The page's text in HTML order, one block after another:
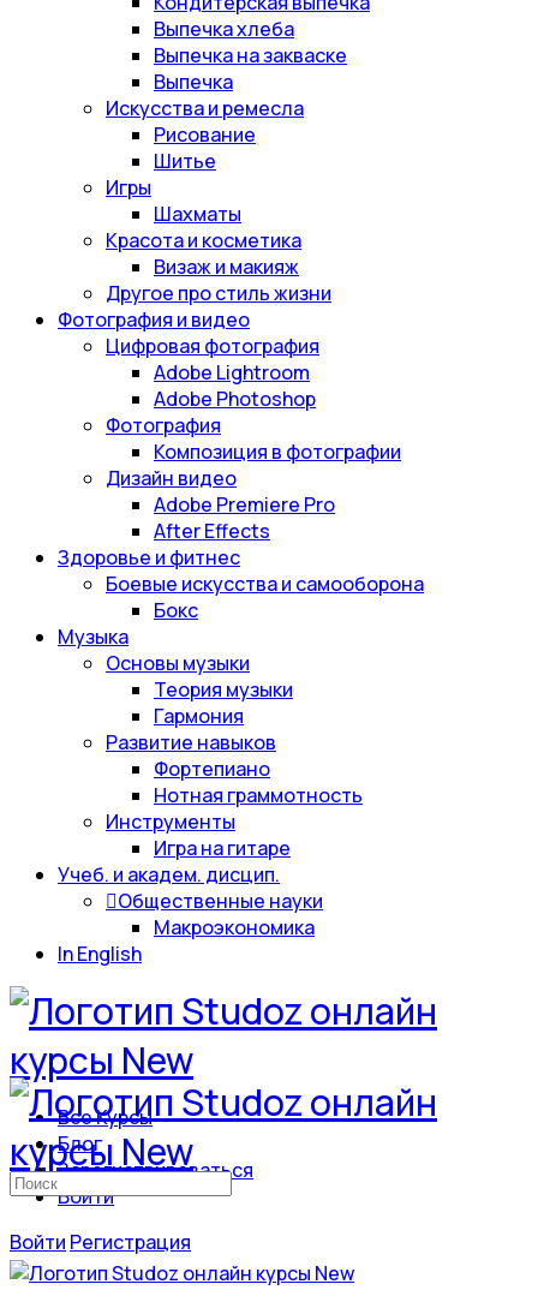
Выпечка хлеба
Выпечка на закваске
Выпечка
Искусства и ремесла
Рисование
Шитье
Игры
Шахматы
Красота и косметика
Визаж и макияж
Другое про стиль жизни
Фотография и видео
Цифровая фотография
Adobe Lightroom
Adobe Photoshop
Фотография
Композиция в фотографии
Дизайн видео
Adobe Premiere Pro
After Effects
Здоровье и фитнес
Боевые искусства и самооборона
Бокс
Музыка
Основы музыки
Теория музыки
Гармония
Развитие навыков
Фортепиано
Нотная граммотность
Инструменты
Игра на гитаре
Учеб. и академ. дисцип.
Общественные науки
Макроэкономика
In English
Все Курсы
Блог
Зарегистрироваться
Войти
Войти Регистрация
Искать: